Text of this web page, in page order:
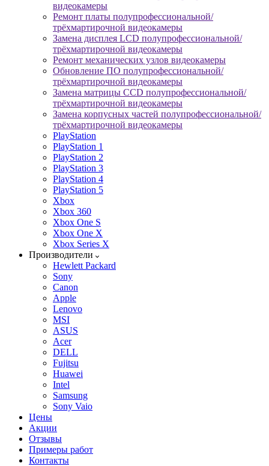
видеокамеры
Ремонт платы полупрофессиональной/
трёхмартирочной видеокамеры
Замена дисплея LCD полупрофессиональной/
трёхмартирочной видеокамеры
Ремонт механических узлов видеокамеры
Обновление ПО полупрофессиональной/
трёхмартирочной видеокамеры
Замена матрицы CCD полупрофессиональной/
трёхмартирочной видеокамеры
Замена корпусных частей полупрофессиональной/
трёхмартирочной видеокамеры
PlayStation
PlayStation 1
PlayStation 2
PlayStation 3
PlayStation 4
PlayStation 5
Xbox
Xbox 360
Xbox One S
Xbox One X
Xbox Series X
Производители
Hewlett Packard
Sony
Canon
Apple
Lenovo
MSI
ASUS
Acer
DELL
Fujitsu
Huawei
Intel
Samsung
Sony Vaio
Цены
Акции
Отзывы
Примеры работ
Контакты